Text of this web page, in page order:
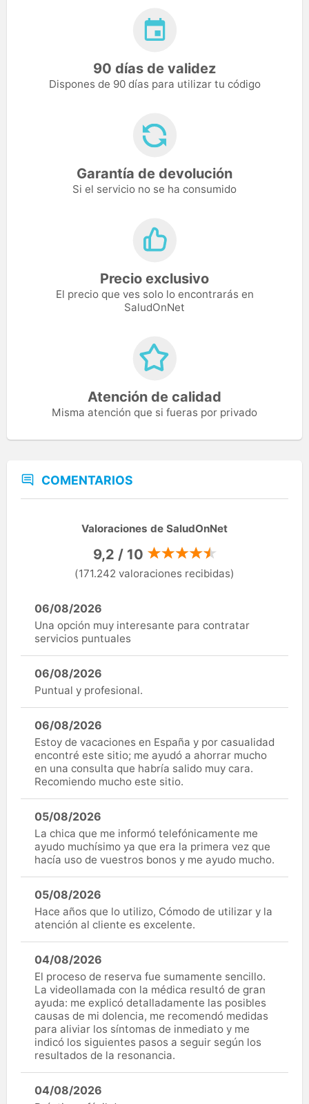
90 días de validez
Dispones de 90 días para utilizar tu código
Garantía de devolución
Si el servicio no se ha consumido
Precio exclusivo
El precio que ves solo lo encontrarás en
SaludOnNet
Atención de calidad
Misma atención que si fueras por privado
COMENTARIOS
Valoraciones de SaludOnNet
9,2 / 10
(171.242 valoraciones recibidas)
06/08/2026
Una opción muy interesante para contratar
servicios puntuales
06/08/2026
Puntual y profesional.
06/08/2026
Estoy de vacaciones en España y por casualidad
encontré este sitio; me ayudó a ahorrar mucho
en una consulta que habría salido muy cara.
Recomiendo mucho este sitio.
05/08/2026
La chica que me informó telefónicamente me
ayudo muchísimo ya que era la primera vez que
hacía uso de vuestros bonos y me ayudo mucho.
05/08/2026
Hace años que lo utilizo, Cómodo de utilizar y la
atención al cliente es excelente.
04/08/2026
El proceso de reserva fue sumamente sencillo.
La videollamada con la médica resultó de gran
ayuda: me explicó detalladamente las posibles
causas de mi dolencia, me recomendó medidas
para aliviar los síntomas de inmediato y me
indicó los siguientes pasos a seguir según los
resultados de la resonancia.
04/08/2026